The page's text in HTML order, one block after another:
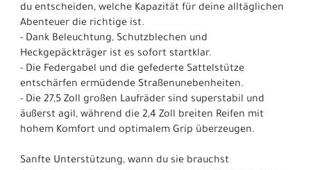
du entscheiden, welche Kapazität für deine alltäglichen
Abenteuer die richtige ist.
- Dank Beleuchtung, Schutzblechen und
Heckgepäckträger ist es sofort startklar.
- Die Federgabel und die gefederte Sattelstütze
entschärfen ermüdende Straßenunebenheiten.
- Die 27,5 Zoll großen Laufräder sind superstabil und
äußerst agil, während die 2,4 Zoll breiten Reifen mit
hohem Komfort und optimalem Grip überzeugen.
Sanfte Unterstützung, wann du sie brauchst